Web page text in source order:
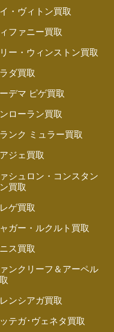
・ヴィトン買取
ファニー買取
ー・ウィンストン買取
ダ買取
デマ ピゲ買取
ローラン買取
ンク ミュラー買取
ジェ買取
シュロン・コンスタン
買取
ゲ買取
ガー・ルクルト買取
ス買取
ンクリーフ＆アーペル
ンシアガ買取
テガ･ヴェネタ買取